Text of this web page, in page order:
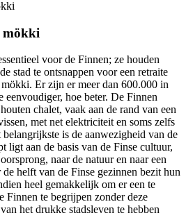
mökki
voor de Finnen; ze houden
stad te ontsnappen voor een retraite
Er zijn er meer dan 600.000 in
eenvoudiger, hoe beter. De Finnen
chalet, vaak aan de rand van een
met net elektriciteit en soms zelfs
is de aanwezigheid van de
ligt aan de basis van de Finse cultuur,
naar de natuur en naar een
helft van de Finse gezinnen bezit hun
heel gemakkelijk om er een te
Finnen te begrijpen zonder deze
het drukke stadsleven te hebben